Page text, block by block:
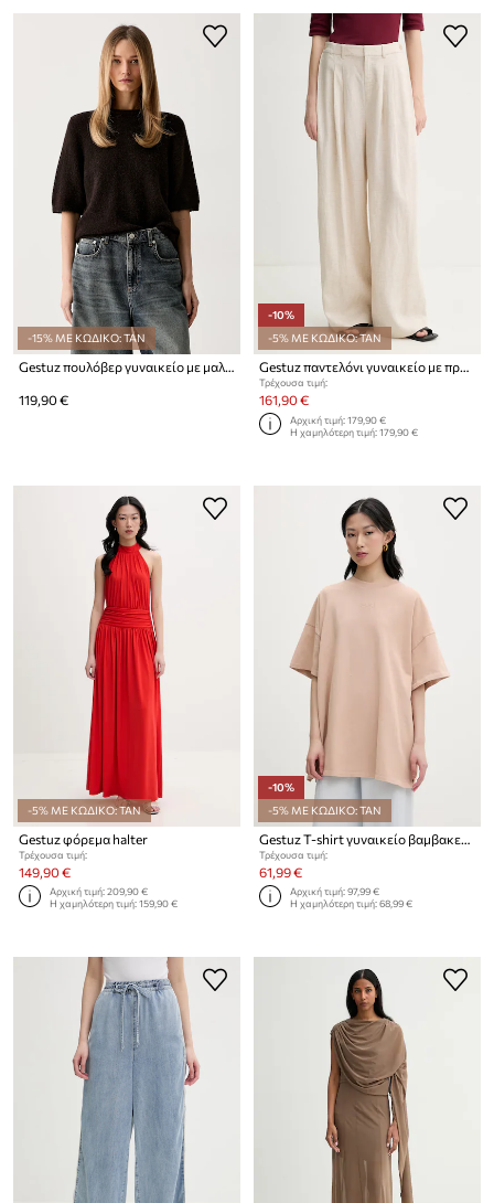
-15% ΜΕ ΚΩΔΙΚΟ: TAN
Gestuz πουλόβερ γυναικείο με μαλλί
119,90 €
-10%
-5% ΜΕ ΚΩΔΙΚΟ: TAN
Gestuz παντελόνι γυναικείο με πρόσμιξη λινού GZriava
Τρέχουσα τιμή:
161,90 €
Αρχική τιμή:179,90 €
Η χαμηλότερη τιμή:179,90 €
-5% ΜΕ ΚΩΔΙΚΟ: TAN
Gestuz φόρεμα halter
Τρέχουσα τιμή:
149,90 €
Αρχική τιμή:209,90 €
Η χαμηλότερη τιμή:159,90 €
-10%
-5% ΜΕ ΚΩΔΙΚΟ: TAN
Τρέχουσα τιμή:
61,99 €
Αρχική τιμή:97,99 €
Η χαμηλότερη τιμή:68,99 €